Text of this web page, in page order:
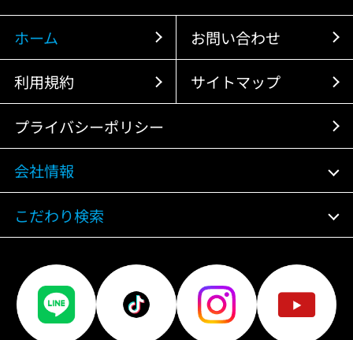
ホーム お問い合わせ
利用規約 サイトマップ
プライバシーポリシー
会社情報
こだわり検索